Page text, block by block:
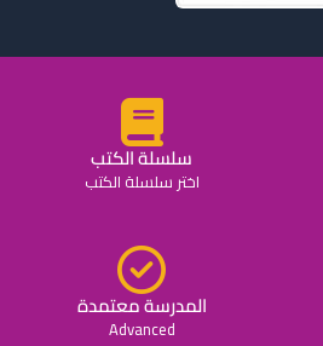
سلسلة الكتب
اختر سلسلة الكتب
المدرسة معتمدة
Advanced